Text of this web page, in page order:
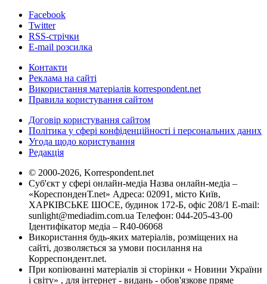
Facebook
Twitter
RSS-стрічки
E-mail розсилка
Контакти
Реклама на сайті
Використання матеріалів korrespondent.net
Правила користування сайтом
Договір користування сайтом
Політика у сфері конфіденційності і персональних даних
Угода щодо користування
Редакція
© 2000-2026, Korrespondent.net
Суб'єкт у сфері онлайн-медіа Назва онлайн-медіа –
«КореспонденТ.net» Адреса: 02091, місто Київ,
ХАРКІВСЬКЕ ШОСЕ, будинок 172-Б, офіс 208/1 E-mail:
sunlight@mediadim.com.ua Телефон: 044-205-43-00
Ідентифікатор медіа – R40-06068
Використання будь-яких матеріалів, розміщених на
сайті, дозволяється за умови посилання на
Корреспондент.net.
При копіюванні матеріалів зі сторінки « Новини України
і світу» , для інтернет - видань - обов'язкове пряме